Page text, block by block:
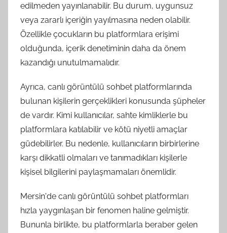
edilmeden yayınlanabilir. Bu durum, uygunsuz
veya zararlı içeriğin yayılmasına neden olabilir.
Özellikle çocukların bu platformlara erişimi
olduğunda, içerik denetiminin daha da önem
kazandığı unutulmamalıdır.
Ayrıca, canlı görüntülü sohbet platformlarında
bulunan kişilerin gerçeklikleri konusunda şüpheler
de vardır. Kimi kullanıcılar, sahte kimliklerle bu
platformlara katılabilir ve kötü niyetli amaçlar
güdebilirler. Bu nedenle, kullanıcıların birbirlerine
karşı dikkatli olmaları ve tanımadıkları kişilerle
kişisel bilgilerini paylaşmamaları önemlidir.
Mersin'de canlı görüntülü sohbet platformları
hızla yaygınlaşan bir fenomen haline gelmiştir.
Bununla birlikte, bu platformlarla beraber gelen